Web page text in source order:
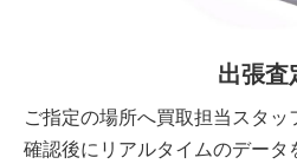
出張査
ご指定の場所へ買取担当スタ
確認後にリアルタイムのデータ